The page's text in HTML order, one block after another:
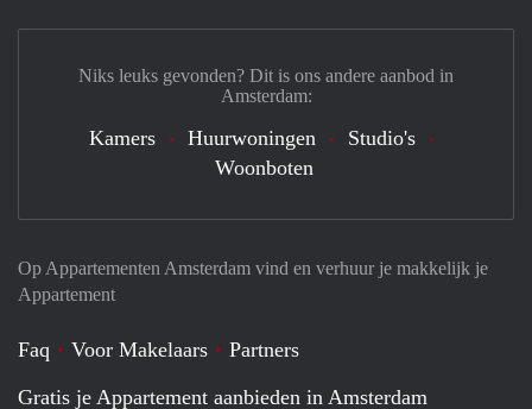
Op Appartementen Amsterdam vind en verhuur je makkelijk je
Appartement
Faq Voor Makelaars
Partners
Gratis je Appartement aanbieden in Amsterdam
Niks leuks gevonden? Dit is ons andere aanbod in
Amsterdam:
Kamers Huurwoningen
Studio's
Woonboten